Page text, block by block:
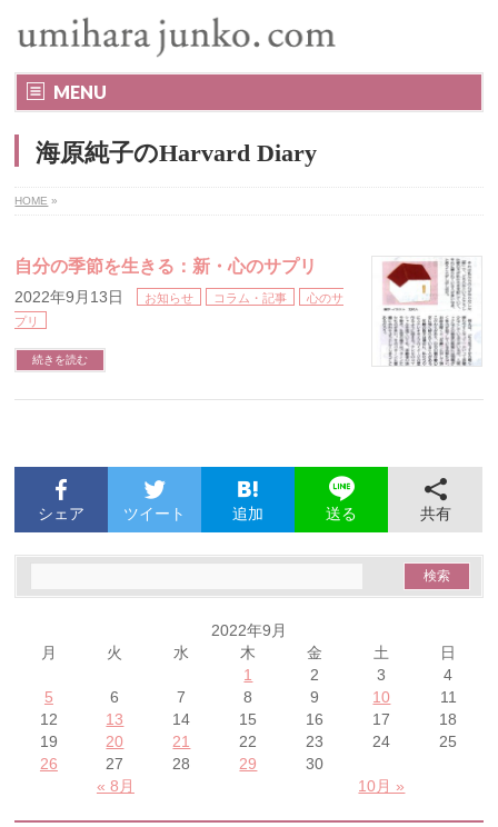
MENU
海原純子のHarvard Diary
HOME »
自分の季節を生きる：新・心のサプリ
2022年9月13日 お知らせ コラム・記事
心のサ
プリ
続きを読む
シェア ツイート 追加 送る 共有
2022年9月
月
火 水 木 金 土 日
« 8月 10月 »
1 2 3
4
5
6 7 8 9 10
11
12
13 14 15 16 17
18
19
20 21 22 23 24
25
26
27 28 29 30